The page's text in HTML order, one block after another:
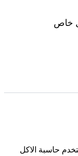
خاص
حاسبة الاكل